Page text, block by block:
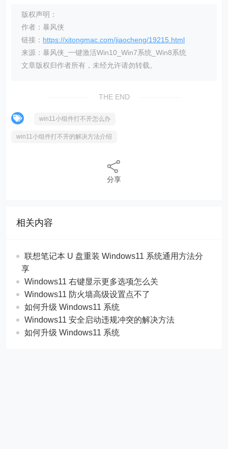
版权声明：
作者：暴风侠
链接： https://xitongmac.com/jiaocheng/19215.html
来源：暴风侠_一键激活Win10_Win7系统_Win8系统
文章版权归作者所有，未经允许请勿转载。
THE END
win11小组件打不开怎么办
win11小组件打不开的解决方法介绍
分享
相关内容
联想笔记本 U 盘重装 Windows11 系统通用方法分
享
Windows11 右键显示更多选项怎么关
Windows11 防火墙高级设置点不了
如何升级 Windows11 系统
Windows11 安全启动违规冲突的解决方法
如何升级 Windows11 系统